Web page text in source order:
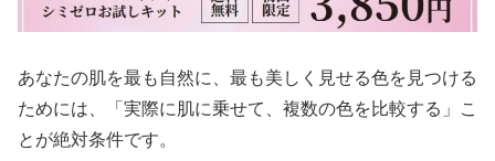
あなたの肌を最も自然に、最も美しく見せる色を見つける
ためには、「実際に肌に乗せて、複数の色を比較する」こ
とが絶対条件です。